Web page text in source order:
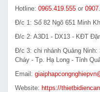
Hotline: 0965.419.555 or
Đ/c 1: Số 82 Ngõ 651 Minh
Đ/c 2: A3D1 - DX13 - KĐT
Đ/c 3: chi nhánh Quảng
Cháy - Tp. Hạ Long - Tỉnh
Email:
Website: https://